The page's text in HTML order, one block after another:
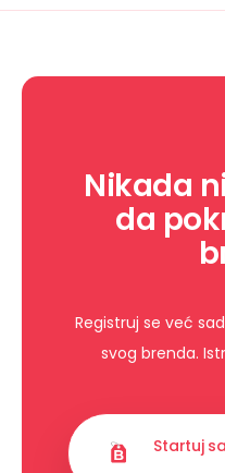
Nikada
da
Registruj se već
svog brenda.
Startuj